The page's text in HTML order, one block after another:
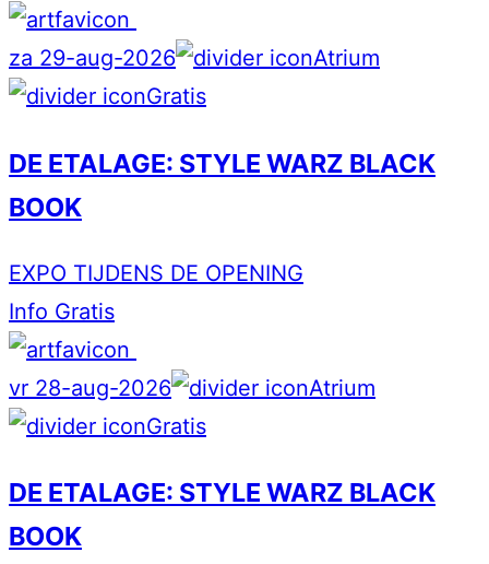
za 29-aug-2026
Atrium
Gratis
DE ETALAGE: STYLE WARZ BLACK
BOOK
EXPO TIJDENS DE OPENING
Info Gratis
vr 28-aug-2026
Atrium
Gratis
DE ETALAGE: STYLE WARZ BLACK
BOOK